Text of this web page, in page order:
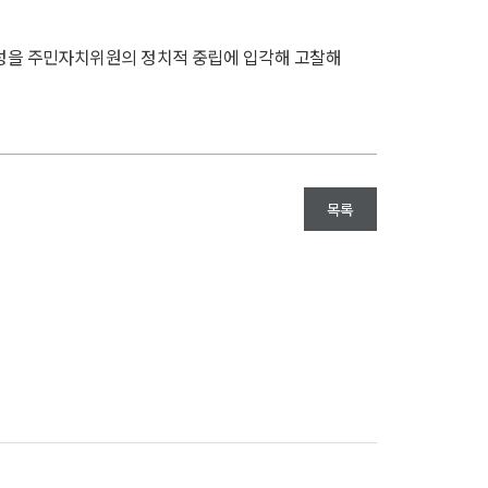
주민자치위원의 정치적 중립에 입각해 고찰해
목록